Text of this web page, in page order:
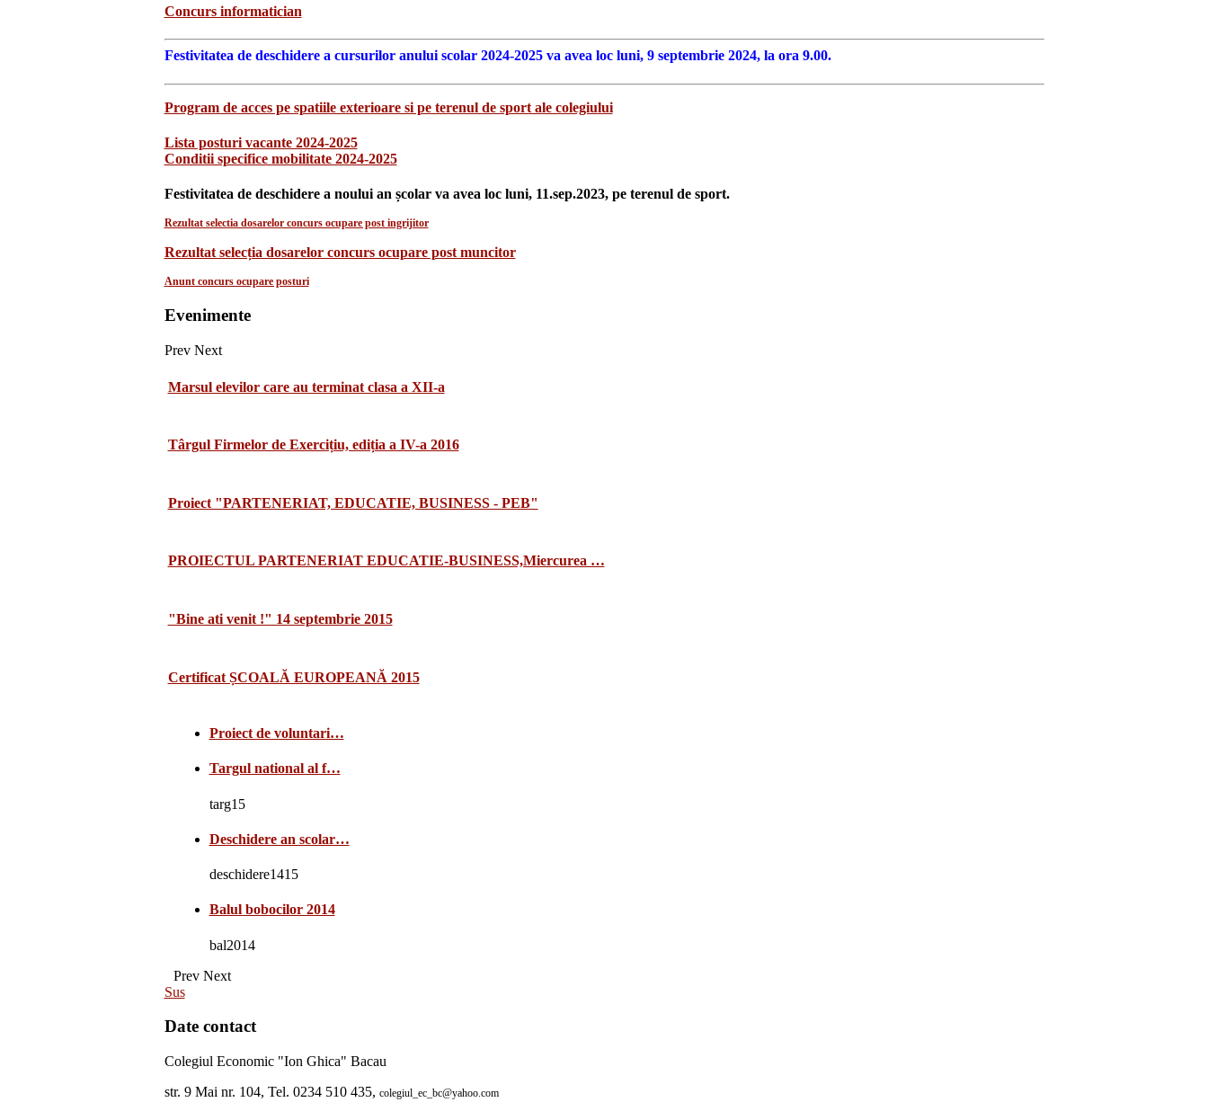
Concurs informatician
Festivitatea de deschidere a cursurilor anului scolar 2024-2025 va avea loc luni, 9 septembrie 2024, la ora 9.00.
Program de acces pe spatiile exterioare si pe terenul de sport ale colegiului
Lista posturi vacante 2024-2025
Conditii specifice mobilitate 2024-2025
Festivitatea de deschidere a noului an școlar va avea loc luni, 11.sep.2023, pe terenul de sport.
Rezultat selectia dosarelor concurs ocupare post ingrijitor
Rezultat selecția dosarelor concurs ocupare post muncitor
Anunt concurs ocupare posturi
Evenimente
Prev Next
Marsul elevilor care au terminat clasa a XII-a
Târgul Firmelor de Exercițiu, ediția a IV-a 2016
Proiect "PARTENERIAT, EDUCATIE, BUSINESS - PEB"
PROIECTUL PARTENERIAT EDUCATIE-BUSINESS,Miercurea …
"Bine ati venit !" 14 septembrie 2015
Certificat ȘCOALĂ EUROPEANĂ 2015
Proiect de voluntari…
Targul national al f…
targ15
Deschidere an scolar…
deschidere1415
Balul bobocilor 2014
bal2014
Prev Next
Sus
Date contact
Colegiul Economic "Ion Ghica" Bacau
str. 9 Mai nr. 104, Tel. 0234 510 435, colegiul_ec_bc@yahoo.com